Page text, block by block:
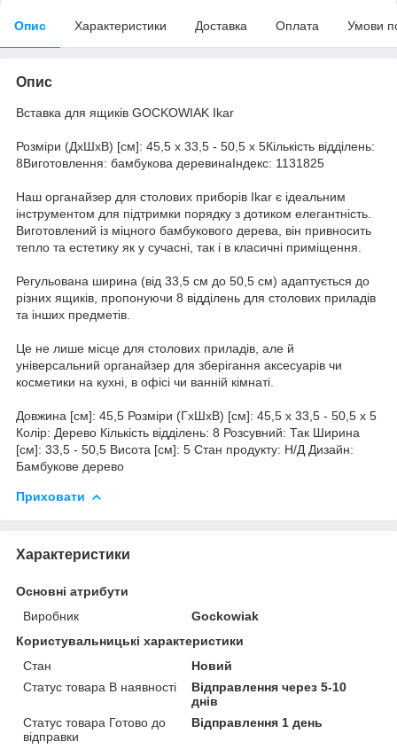
Опис Характеристики Доставка Оплата Умови
Опис
Вставка для ящиків GOCKOWIAK Ikar
Розміри (ДxШxВ) [см]: 45,5 x 33,5 - 50,5 x 5Кількість відділень:
8Виготовлення: бамбукова деревинаІндекс: 1131825
Наш органайзер для столових приборів Ikar є ідеальним
інструментом для підтримки порядку з дотиком елегантність.
Виготовлений із міцного бамбукового дерева, він привносить
тепло та естетику як у сучасні, так і в класичні приміщення.
Регульована ширина (від 33,5 см до 50,5 см) адаптується до
різних ящиків, пропонуючи 8 відділень для столових приладів
та інших предметів.
Це не лише місце для столових приладів, але й
універсальний органайзер для зберігання аксесуарів чи
косметики на кухні, в офісі чи ванній кімнаті.
Довжина [см]: 45,5 Розміри (ГxШxВ) [см]: 45,5 x 33,5 - 50,5 x 5
Колір: Дерево Кількість відділень: 8 Розсувний: Так Ширина
[см]: 33,5 - 50,5 Висота [см]: 5 Стан продукту: Н/Д Дизайн:
Бамбукове дерево
Приховати
Характеристики
Основні атрибути
Виробник
Gockowiak
Користувальницькі характеристики
Стан
Новий
Статус товара В наявності
Відправлення через 5-10
днів
Статус товара Готово до
відправки
Відправлення 1 день